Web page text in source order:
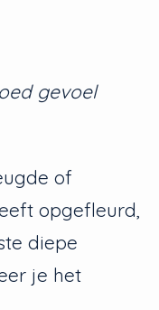
gevoel
of
opgefleurd,
diepe
je het